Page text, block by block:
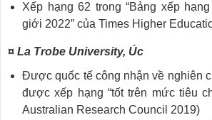
Xếp hạng 62 trong “Bảng xếp
giới 2022” của Times Higher
¤ La Trobe University, Úc
Được quốc tế công nhận về nghiên
được xếp hạng “tốt trên mức tiêu
Australian Research Council 2019)